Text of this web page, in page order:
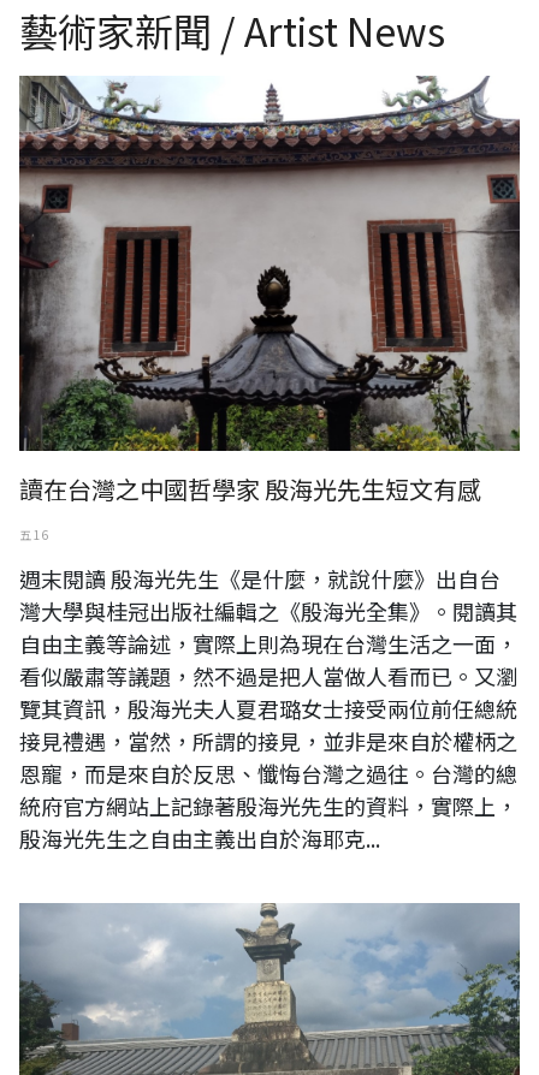
藝術家新聞 / Artist News
台灣國家三級古蹟：新北市新莊武聖廟
讀在台灣之中國哲學家 殷海光先生短文有感
五 16
週末閱讀 殷海光先生《是什麼，就說什麼》出自台
灣大學與桂冠出版社編輯之《殷海光全集》。閱讀其
自由主義等論述，實際上則為現在台灣生活之一面，
看似嚴肅等議題，然不過是把人當做人看而已。又瀏
覽其資訊，殷海光夫人夏君璐女士接受兩位前任總統
接見禮遇，當然，所謂的接見，並非是來自於權柄之
恩寵，而是來自於反思、懺悔台灣之過往。台灣的總
統府官方網站上記錄著殷海光先生的資料，實際上，
殷海光先生之自由主義出自於海耶克...
（圖片說明：日本京都三十三間堂，寫經奉納塔。）